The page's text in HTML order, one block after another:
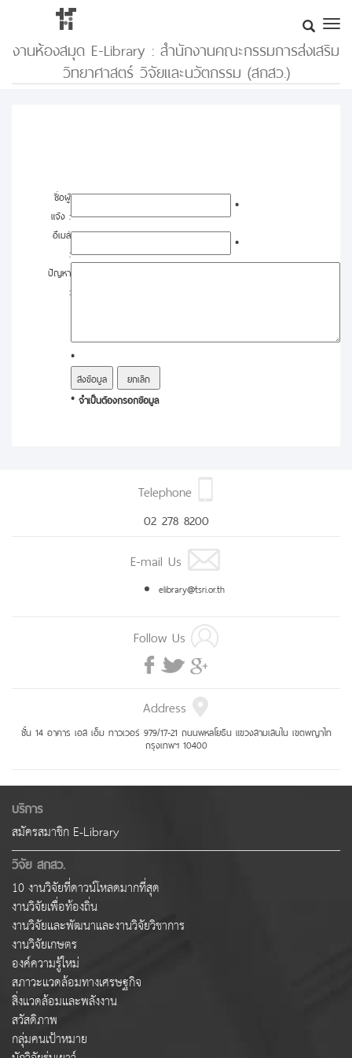
งานห้องสมุด E-Library : สำนักงานคณะกรรมการส่งเสริม
วิทยาศาสตร์ วิจัยและนวัตกรรม (สกสว.)
ชื่อผู้
แจ้ง :
*
อีเมล์
:
*
ปัญหา
:
*
* จำเป็นต้องกรอกข้อมูล
Telephone
02 278 8200
E-mail Us
elibrary@tsri.or.th
Follow Us
Address
ชั้น 14 อาคาร เอส เอ็ม ทาวเวอร์ 979/17-21 ถนนพหลโยธิน แขวงสามเสนใน เขตพญาไท
กรุงเทพฯ 10400
บริการ
สมัครสมาชิก E-Library
วิจัย สกสว.
10 งานวิจัยที่ดาวน์โหลดมากที่สุด
งานวิจัยเพื่อท้องถิ่น
งานวิจัยและพัฒนาและงานวิจัยวิชาการ
งานวิจัยเกษตร
องค์ความรู้ใหม่
สภาวะแวดล้อมทางเศรษฐกิจ
สิ่งแวดล้อมและพลังงาน
สวัสดิภาพ
กลุ่มคนเป้าหมาย